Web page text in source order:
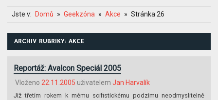
Jste v: Domů Geekzóna Akce Stránka 26
ARCHIV RUBRIKY: AKCE
Reportáž: Avalcon Speciál 2005
Vloženo 22.11.2005 uživatelem Jan Harvalík
Již třetím rokem k mému scifistickému podzimu neodmyslitelně